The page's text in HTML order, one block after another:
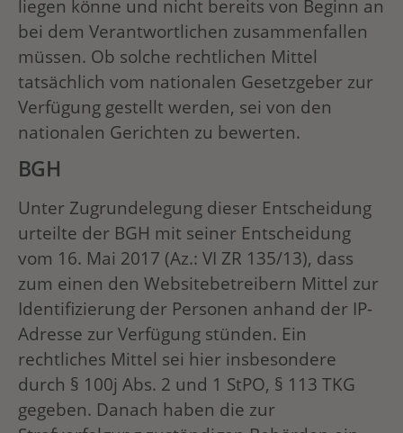
liegen könne und nicht bereits von Beginn an
bei dem Verantwortlichen zusammenfallen
müssen. Ob solche rechtlichen Mittel
tatsächlich vom nationalen Gesetzgeber zur
Verfügung gestellt werden, sei von den
nationalen Gerichten zu bewerten.
BGH
Unter Zugrundelegung dieser Entscheidung
urteilte der BGH mit seiner Entscheidung
vom 16. Mai 2017 (Az.: VI ZR 135/13), dass
zum einen den Websitebetreibern Mittel zur
Identifizierung der Personen anhand der IP-
Adresse zur Verfügung stünden. Ein
rechtliches Mittel sei hier insbesondere
durch § 100j Abs. 2 und 1 StPO, § 113 TKG
gegeben. Danach haben die zur